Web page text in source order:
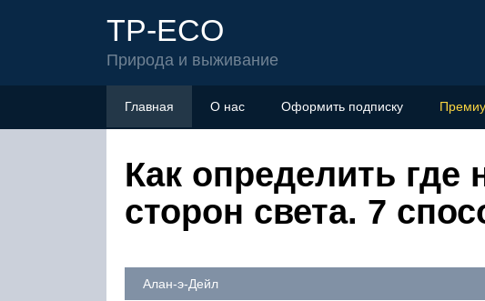
TP-ECO
Природа и выживание
Главная О нас Оформить подписку
Как определить где
сторон света. 7
Алан-э-Дейл